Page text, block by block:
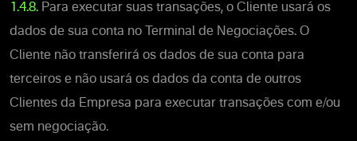
1.4.8. Para executar suas transações, o Cliente usará os
dados de sua conta no Terminal de Negociações. O
Cliente não transferirá os dados de sua conta para
terceiros e não usará os dados da conta de outros
Clientes da Empresa para executar transações com e/ou
sem negociação.